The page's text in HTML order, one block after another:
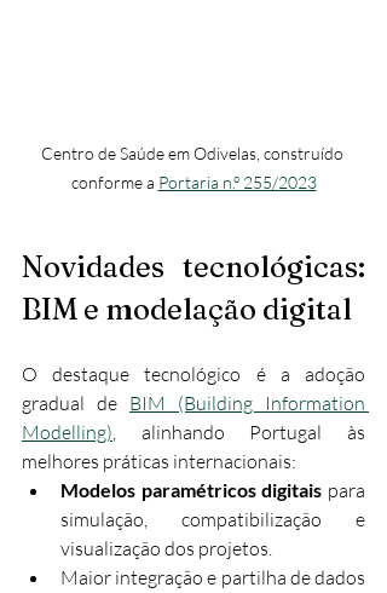
Centro de Saúde em Odivelas, construído
conforme a Portaria n.º 255/2023
Novidades tecnológicas:
BIM e modelação digital
O destaque tecnológico é a adoção
gradual de BIM (Building Information
Modelling), alinhando Portugal às
melhores práticas internacionais:
Modelos paramétricos digitais para
simulação, compatibilização e
visualização dos projetos.
Maior integração e partilha de dados